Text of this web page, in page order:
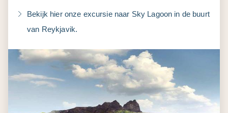
Bekijk hier onze excursie naar Sky Lagoon in de buurt
van Reykjavik.